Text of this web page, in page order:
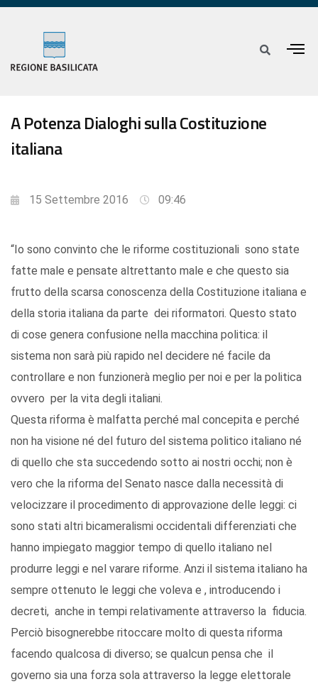
A Potenza Dialoghi sulla Costituzione
italiana
15 Settembre 2016 09:46
“Io sono convinto che le riforme costituzionali sono state
fatte male e pensate altrettanto male e che questo sia
frutto della scarsa conoscenza della Costituzione italiana e
della storia italiana da parte dei riformatori. Questo stato
di cose genera confusione nella macchina politica: il
sistema non sarà più rapido nel decidere né facile da
controllare e non funzionerà meglio per noi e per la politica
ovvero per la vita degli italiani.
Questa riforma è malfatta perché mal concepita e perché
non ha visione né del futuro del sistema politico italiano né
di quello che sta succedendo sotto ai nostri occhi; non è
vero che la riforma del Senato nasce dalla necessità di
velocizzare il procedimento di approvazione delle leggi: ci
sono stati altri bicameralismi occidentali differenziati che
hanno impiegato maggior tempo di quello italiano nel
produrre leggi e nel varare riforme. Anzi il sistema italiano ha
sempre ottenuto le leggi che voleva e , introducendo i
decreti, anche in tempi relativamente attraverso la fiducia.
Perciò bisognerebbe ritoccare molto di questa riforma
facendo qualcosa di diverso; se qualcun pensa che il
governo sia una forza sola attraverso la legge elettorale